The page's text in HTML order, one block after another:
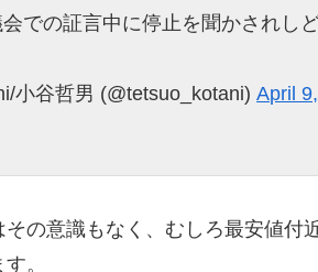
での証言中に停止を聞かされし
小谷哲男 (@tetsuo_kotani)April
の意識もなく、むしろ最安値付
。